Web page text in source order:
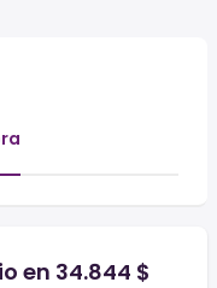
en 34.844 $